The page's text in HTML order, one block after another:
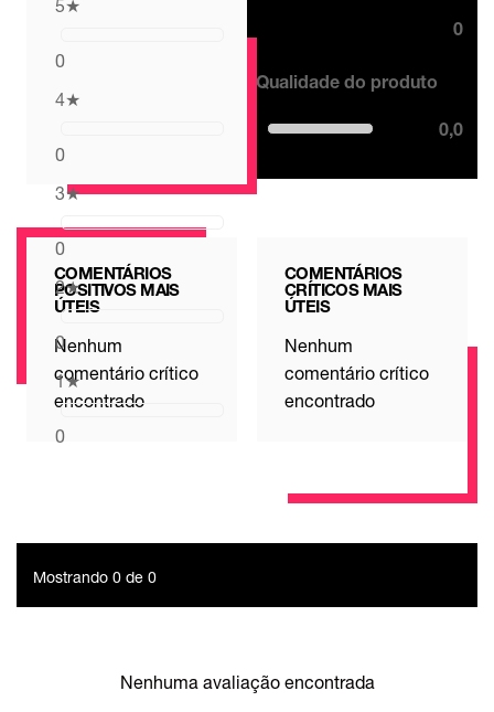
5★
0
4★
0
3★
0
2★
0
1★
0
0
Qualidade do produto
0,0
COMENTÁRIOS
POSITIVOS MAIS
ÚTEIS
Nenhum
comentário crítico
encontrado
COMENTÁRIOS
CRÍTICOS MAIS
ÚTEIS
Nenhum
comentário crítico
encontrado
Mostrando 0 de 0
Nenhuma avaliação encontrada